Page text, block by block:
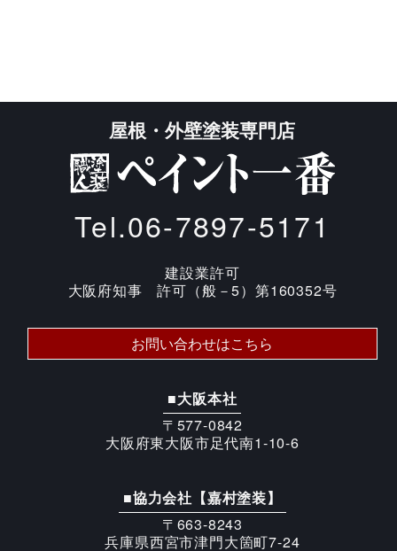
屋根・外壁塗装専門店
Tel.06-7897-5171
建設業許可
大阪府知事 許可（般－5）第160352号
お問い合わせはこちら
■大阪本社
〒577-0842
大阪府東大阪市足代南1-10-6
■協力会社【嘉村塗装】
〒663-8243
兵庫県西宮市津門大箇町7-24